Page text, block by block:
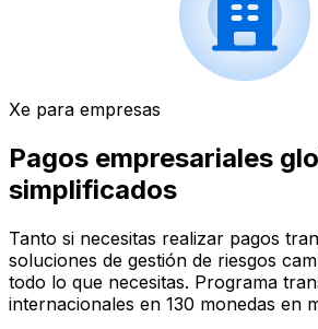
Xe para empresas
Pagos empresariales
simplificados
Tanto si necesitas realizar pagos
soluciones de gestión de riesgos
todo lo que necesitas. Programa
internacionales en 130 monedas en